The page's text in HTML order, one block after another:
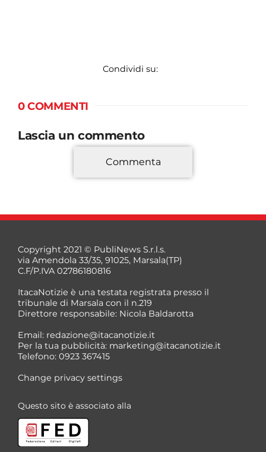
Condividi su:
0 COMMENTI
Lascia un commento
*
*
Commenta
Copyright 2021 © PubliNews S.r.l.s.
via Amendola 33/35, 91025, Marsala(TP)
C.F/P.IVA 02786180816
ItacaNotizie è una testata registrata presso il
tribunale di Marsala con il n.219
Direttore responsabile: Nicola Baldarotta
Email: redazione@itacanotizie.it
Per la tua pubblicità: marketing@itacanotizie.it
Telefono: 0923 367415
Change privacy settings
Questo sito è associato alla